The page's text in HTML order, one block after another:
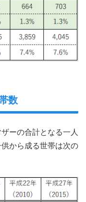
数
ーの合計となる一人
から成る世帯は次の